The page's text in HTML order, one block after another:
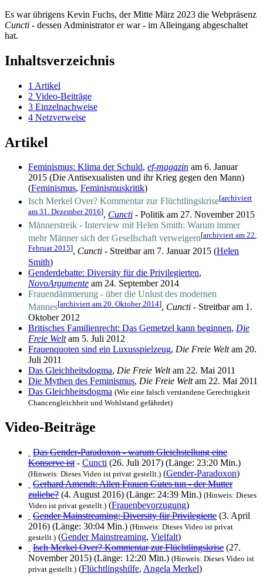
Es war übrigens Kevin Fuchs, der Mitte März 2023 die Webpräsenz
Cuncti - dessen Administrator er war - im Alleingang abgeschaltet
hat.
Inhaltsverzeichnis
1 Artikel
2 Video-Beiträge
3 Einzelnachweise
4 Netzverweise
Artikel
Feminismus: Klima der Schuld, ef-magazin am 6. Januar
2015 (Die Antisexualisten und ihr Krieg gegen den Mann)
(Feminismus, Feminismuskritik)
Isch Merkel Over? Kommentar zur Flüchtlingskrise[archiviert
am 31. Dezember 2016], Cuncti - Politik am 27. November 2015
Männerstreik - Interview mit Helen Smith: Warum immer
mehr Männer sich der Gesellschaft verweigern[archiviert am 22.
Februar 2015], Cuncti - Streitbar am 7. Januar 2015 (Helen
Smith)
Genderdebatte: Diversity für die Privilegierten,
NovoArgumente am 24. September 2014
Frauendämmerung - über die Unlust des modernen
Mannes[archiviert am 20. Oktober 2014], Cuncti - Streitbar am 1.
Oktober 2012
Britisches Familienrecht: Das Gemetzel kann beginnen, Die
Freie Weltam 5. Juli 2012
Frauenquoten sind ein Luxusspielzeug, Die Freie Weltam 20.
Juli 2011
Das Gleichheitsdogma, Die Freie Weltam 22. Mai 2011
Die Mythen des Feminismus, Die Freie Weltam 22. Mai 2011
Das Gleichheitsdogma (Wie eine falsch verstandene Gerechtigkeit
Chancengleichheit und Wohlstand gefährdet)
Video-Beiträge
Das Gender-Paradoxon - warum Gleichstellung eine
Konserve ist - Cuncti (26. Juli 2017) (Länge: 23:20 Min.)
(Hinweis: Dieses Video ist privat gestellt.) (Gender-Paradoxon)
Gerhard Amendt: Allen Frauen Gutes tun - der Mutter
zuliebe? (4. August 2016) (Länge: 24:39 Min.) (Hinweis: Dieses
Video ist privat gestellt.) (Frauenbevorzugung)
Gender Mainstreaming: Diversity für Privilegierte (3. April
2016) (Länge: 30:04 Min.) (Hinweis: Dieses Video ist privat
gestellt.) (Gender Mainstreaming, Vielfalt)
Isch Merkel Over? Kommentar zur Flüchtlingskrise (27.
November 2015) (Länge: 12:20 Min.) (Hinweis: Dieses Video ist
privat gestellt.) (Flüchtlingshilfe, Angela Merkel)